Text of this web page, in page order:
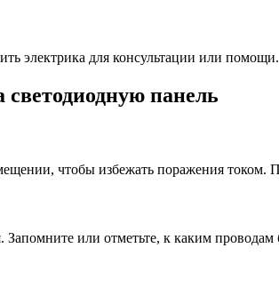
электрика для консультации или помощи.
панель
чтобы избежать поражения током.
или отметьте, к каким